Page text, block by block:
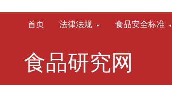
首页 法律法规 食品安全标准
食品研究网